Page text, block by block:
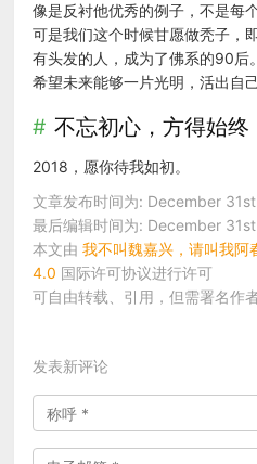
像是反衬他优秀的例子，不是每
可是我们这个时候甘愿做秃子，
有头发的人，成为了佛系的90后
希望未来能够一片光明，活出自
不忘初心，方得始终
2018，愿你待我如初。
文章发布时间为: December
最后编辑时间为: December
本文由我不叫魏嘉兴，请叫我阿
4.0 国际许可协议进行许可
可自由转载、引用，但需署名作
发表新评论